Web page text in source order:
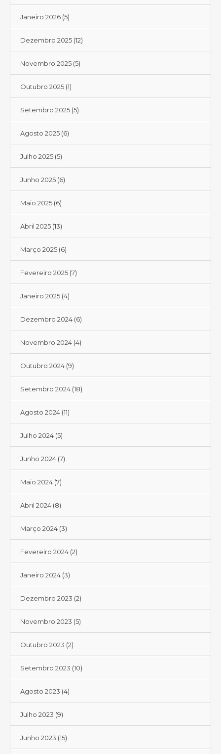
Janeiro 2026 (5)
Dezembro 2025 (12)
Novembro 2025 (5)
Outubro 2025 (1)
Setembro 2025 (5)
Agosto 2025 (6)
Julho 2025 (5)
Junho 2025 (6)
Maio 2025 (6)
Abril 2025 (13)
Março 2025 (6)
Fevereiro 2025 (7)
Janeiro 2025 (4)
Dezembro 2024 (6)
Novembro 2024 (4)
Outubro 2024 (9)
Setembro 2024 (18)
Agosto 2024 (11)
Julho 2024 (5)
Junho 2024 (7)
Maio 2024 (7)
Abril 2024 (8)
Março 2024 (3)
Fevereiro 2024 (2)
Janeiro 2024 (3)
Dezembro 2023 (2)
Novembro 2023 (5)
Outubro 2023 (2)
Setembro 2023 (10)
Agosto 2023 (4)
Julho 2023 (9)
Junho 2023 (15)